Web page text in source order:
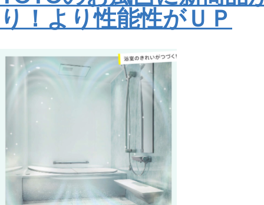
り！より性能性がＵＰ